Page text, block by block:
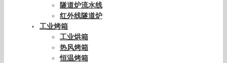
隧道炉流水线
红外线隧道炉
工业烤箱
工业烘箱
热风烤箱
恒温烤箱